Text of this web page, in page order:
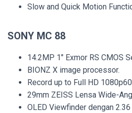
Slow and Quick Motion
SONY MC 88
14.2MP 1″ Exmor RS CMOS
BIONZ X image processor.
Record up to Full HD
29mm ZEISS Lensa Wide-
OLED Viewfinder dengan